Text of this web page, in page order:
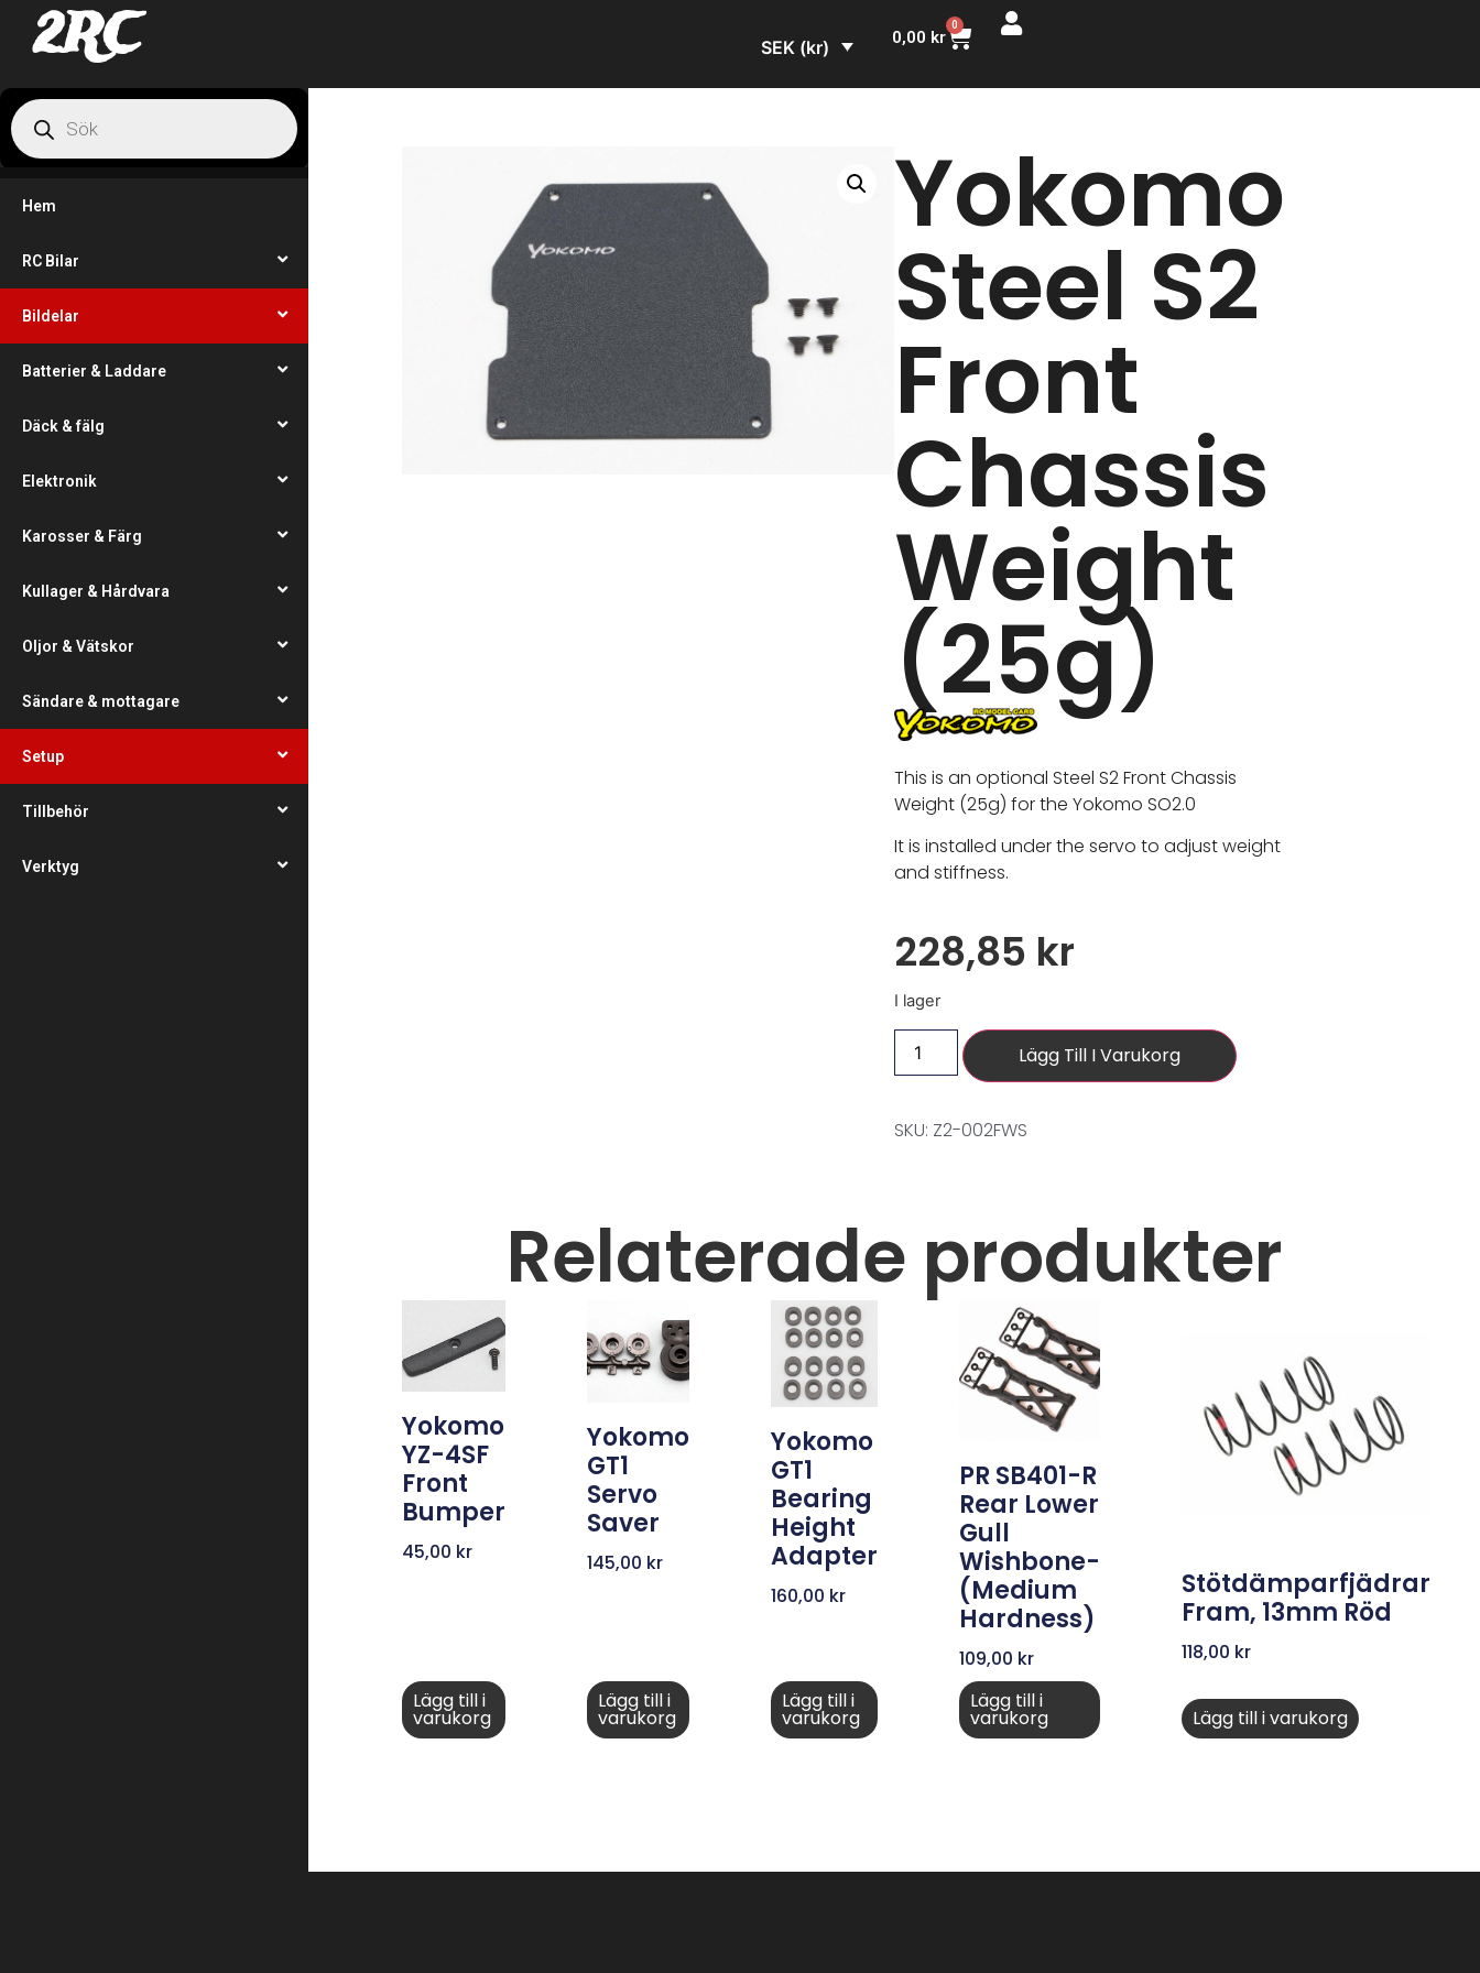
2RC SEK (kr) 0,00 kr
0
Hem
RC Bilar
Bildelar
Batterier & Laddare
Däck & fälg
Elektronik
Karosser & Färg
Kullager & Hårdvara
Oljor & Vätskor
Sändare & mottagare
Setup
Tillbehör
Verktyg
Yokomo
Steel S2
Front
Chassis
Weight
(25g)
This is an optional Steel S2 Front Chassis
Weight (25g) for the Yokomo SO2.0
It is installed under the servo to adjust weight
and stiffness.
228,85 kr
I lager
Lägg Till I Varukorg
SKU: Z2-002FWS
Relaterade produkter
Yokomo
YZ-4SF
Front
Bumper
45,00 kr
Lägg till i
varukorg
Yokomo
GT1
Servo
Saver
145,00 kr
Lägg till i
varukorg
Yokomo
GT1
Bearing
Height
Adapter
160,00 kr
Lägg till i
varukorg
PR SB401-R
Rear Lower
Gull
Wishbone-
(medium
Hardness)
109,00 kr
Lägg till i
varukorg
Stötdämparfjädrar
Fram, 13mm Röd
118,00 kr
Lägg till i varukorg